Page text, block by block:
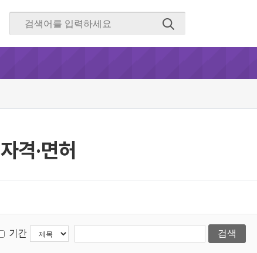
자격·면허
기간